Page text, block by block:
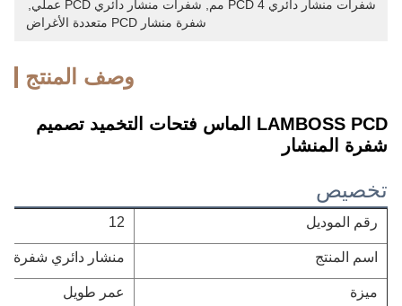
شفرات منشار دائري PCD 4 مم شفرات منشار دائري PCD عملي
شفرة منشار PCD متعددة الأغراض
وصف المنتج
LAMBOSS PCD الماس فتحات التخميد تصميم
شفرة المنشار
تخصيص
رقم الموديل 12
اسم المنتج منشار دائري شفرة
ميزة عمر طويل